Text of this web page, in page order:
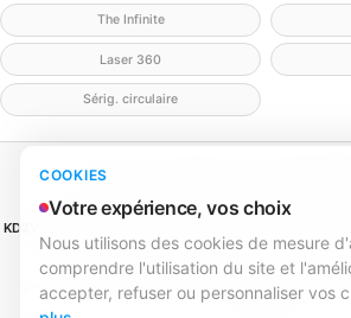
COOKIES
Votre expérience, vos choix
Nous utilisons des cookies de mesure
comprendre l'utilisation du site et
accepter, refuser ou personnaliser vos
The Infinite
Laser 360
Sérig. circulaire
Mentions légales
KD2V SIGNA & EVENTA
par actions simplifiée
SIREN 979 428 133 · SIRET 979 428 133 00016
979 428 133 R.C.S. Bordeaux · Capital 1 000,00 € ·